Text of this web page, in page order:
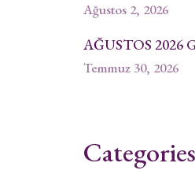
Ağustos 2, 2026
AĞUSTOS 2026
Temmuz 30, 2026
Categories